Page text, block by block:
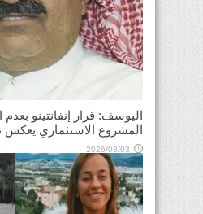
اليوسف: قرار إنفانتينو
المشروع الاستثماري يعكس
2026/08/03